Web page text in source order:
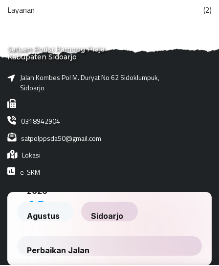
Layanan (2)
Satuan Polisi Pamong Praja
Kabupaten Sidoarjo
Jalan Kombes Pol M. Duryat No 62 Sidoklumpuk,
Sidoarjo
0318942904
satpolppsda50@gmail.com
Lokasi
e-SKM